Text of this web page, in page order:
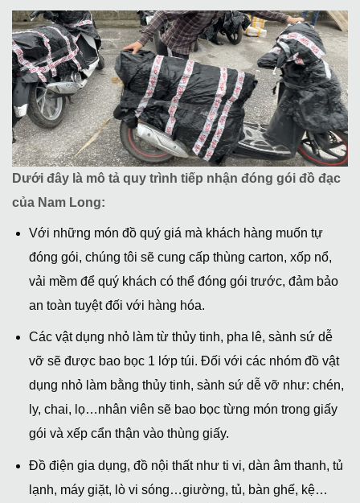
Dưới đây là mô tả quy trình tiếp nhận đóng gói đồ đạc
của Nam Long:
Với những món đồ quý giá mà khách hàng muốn tự
đóng gói, chúng tôi sẽ cung cấp thùng carton, xốp nổ,
vải mềm để quý khách có thể đóng gói trước, đảm bảo
an toàn tuyệt đối với hàng hóa.
Các vật dụng nhỏ làm từ thủy tinh, pha lê, sành sứ dễ
vỡ sẽ được bao bọc 1 lớp túi. Đối với các nhóm đồ vật
dụng nhỏ làm bằng thủy tinh, sành sứ dễ vỡ như: chén,
ly, chai, lọ…nhân viên sẽ bao bọc từng món trong giấy
gói và xếp cẩn thận vào thùng giấy.
Đồ điện gia dụng, đồ nội thất như ti vi, dàn âm thanh, tủ
lạnh, máy giặt, lò vi sóng…giường, tủ, bàn ghế, kệ…